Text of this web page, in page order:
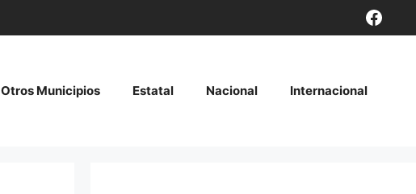
Otros Municipios Estatal Nacional Internacional